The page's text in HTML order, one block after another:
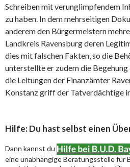
Schreiben mit verunglimpfendem
zu haben. In dem mehrseitigen
anderem den Bürgermeistern
Landkreis Ravensburg deren
dies mit falschen Fakten, so die
unterstellte er zudem die
die Leitungen der Finanzämter
Konstanz griff der Tatverdächtige
Hilfe: Du hast selbst einen
Dann kannst du
eine unabhängige Beratungsstelle für